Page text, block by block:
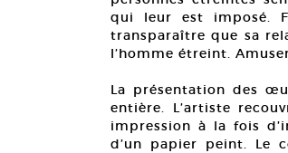
qui leur est imposé.
transparaître que sa
l’homme étreint.
La présentation des
entière. L’artiste
impression à la fois
d’un papier peint. Le